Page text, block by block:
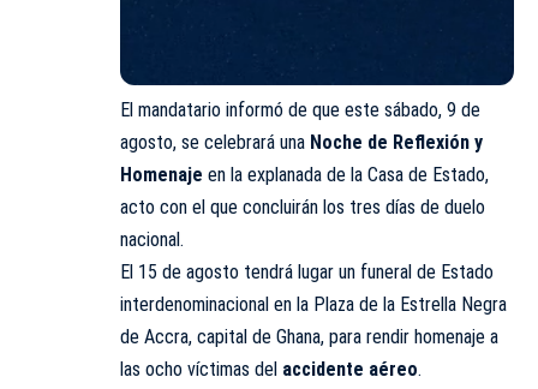
El mandatario informó de que este sábado, 9 de
agosto, se celebrará una Noche de Reflexión y
Homenaje en la explanada de la Casa de Estado,
acto con el que concluirán los tres días de duelo
nacional.
El 15 de agosto tendrá lugar un funeral de Estado
interdenominacional en la Plaza de la Estrella Negra
de Accra, capital de Ghana, para rendir homenaje a
las ocho víctimas del accidente aéreo.